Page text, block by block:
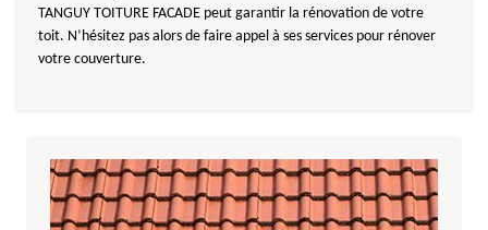
TANGUY TOITURE FACADE peut garantir la rénovation de votre
toit. N’hésitez pas alors de faire appel à ses services pour rénover
votre couverture.